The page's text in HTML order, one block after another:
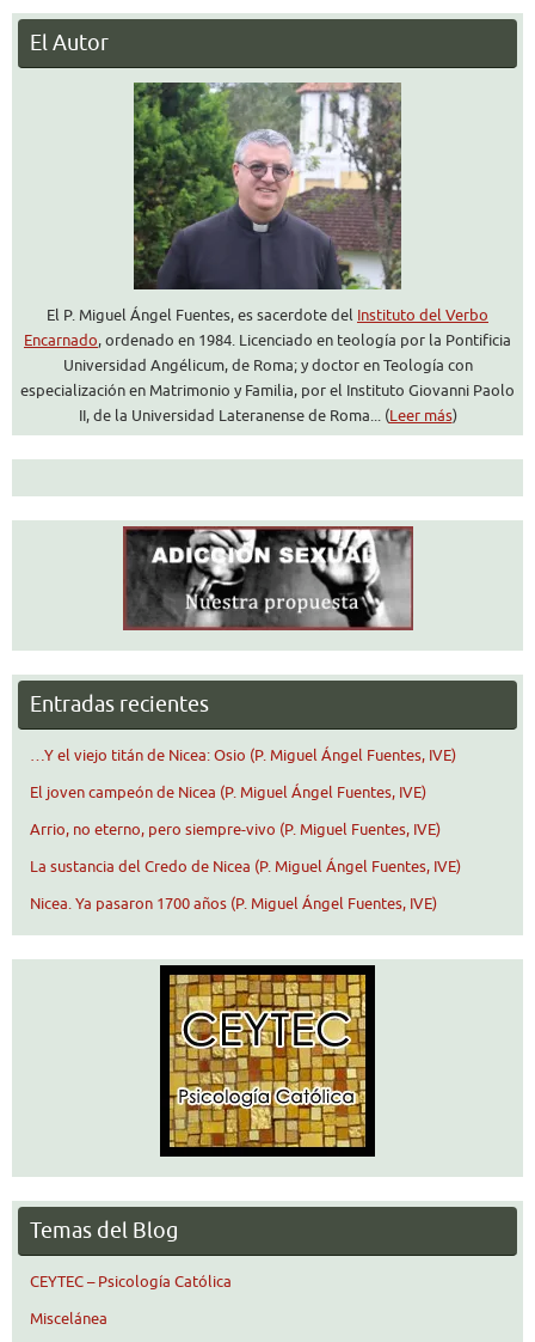
El Autor
El P. Miguel Ángel Fuentes, es sacerdote del Instituto del Verbo
Encarnado, ordenado en 1984. Licenciado en teología por la Pontificia
Universidad Angélicum, de Roma; y doctor en Teología con
especialización en Matrimonio y Familia, por el Instituto Giovanni Paolo
II, de la Universidad Lateranense de Roma... (Leer más)
Entradas recientes
…Y el viejo titán de Nicea: Osio (P. Miguel Ángel Fuentes, IVE)
El joven campeón de Nicea (P. Miguel Ángel Fuentes, IVE)
Arrio, no eterno, pero siempre-vivo (P. Miguel Fuentes, IVE)
La sustancia del Credo de Nicea (P. Miguel Ángel Fuentes, IVE)
Nicea. Ya pasaron 1700 años (P. Miguel Ángel Fuentes, IVE)
Temas del Blog
CEYTEC – Psicología Católica
Miscelánea